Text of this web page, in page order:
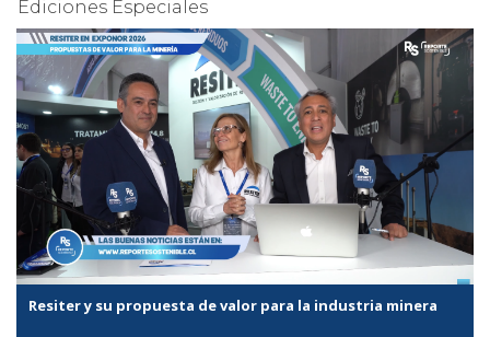
Ediciones Especiales
Resiter y su propuesta de valor para la industria minera